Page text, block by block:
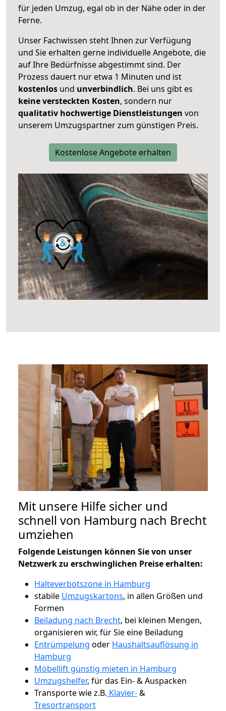
für jeden Umzug, egal ob in der Nähe oder in der
Ferne.
Unser Fachwissen steht Ihnen zur Verfügung
und Sie erhalten gerne individuelle Angebote, die
auf Ihre Bedürfnisse abgestimmt sind. Der
Prozess dauert nur etwa 1 Minuten und ist
kostenlos und unverbindlich. Bei uns gibt es
keine versteckten Kosten, sondern nur
qualitativ hochwertige Dienstleistungen von
unserem Umzugspartner zum günstigen Preis.
Kostenlose Angebote erhalten
Mit unsere Hilfe sicher und
schnell von Hamburg nach Brecht
umziehen
Folgende Leistungen können Sie von unser
Netzwerk zu erschwinglichen Preise erhalten:
Halteverbotszone in Hamburg
stabile Umzugskartons, in allen Größen und
Formen
Beiladung nach Brecht, bei kleinen Mengen,
organisieren wir, für Sie eine Beiladung
Entrümpelung oder Haushaltsauflösung in
Hamburg
Möbellift günstig mieten in Hamburg
Umzugshelfer, für das Ein- & Auspacken
Transporte wie z.B. Klavier-&
Tresortransport